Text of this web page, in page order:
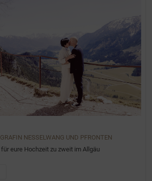
NESSELWANG UND PFRONTEN
eure Hochzeit zu zweit im Allgäu